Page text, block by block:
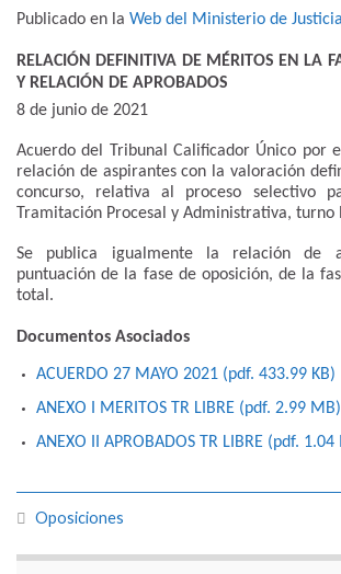
Publicado en la Web del Ministerio de Justicia
RELACIÓN DEFINITIVA DE MÉRITOS EN LA
Y RELACIÓN DE APROBADOS
8 de junio de 2021
​Acuerdo del Tribunal Calificador Único por
relación de aspirantes con la valoración
concurso, relativa al proceso selectivo
Tramitación Procesal y Administrativa, turno
Se publica igualmente la relación de
puntuación de la fase de oposición, de la
total.
Documentos Asociados
ACUERDO 27 MAYO 2021 (pdf. 433.99 KB)
ANEXO I MERITOS TR LIBRE (pdf. 2.99 MB)
ANEXO II APROBADOS TR LIBRE (pdf. 1.04
Oposiciones